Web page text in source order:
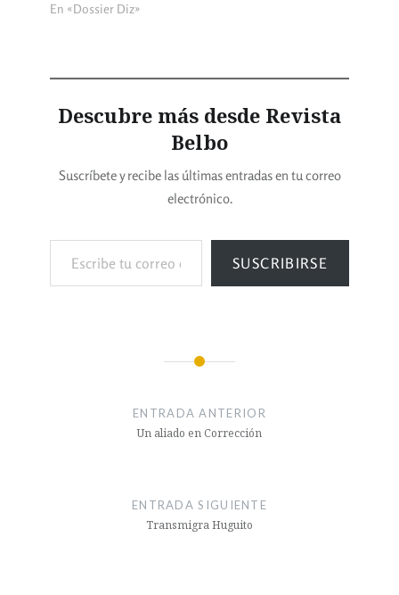
En «Dossier Diz»
Descubre más desde Revista
Belbo
Suscríbete y recibe las últimas entradas en tu correo
electrónico.
SUSCRIBIRSE
ENTRADA ANTERIOR
Un aliado en Corrección
ENTRADA SIGUIENTE
Transmigra Huguito